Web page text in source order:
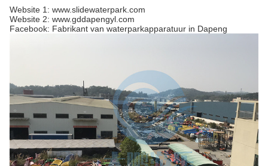
Website 1: www.slidewaterpark.com
Website 2: www.gddapengyl.com
Facebook: Fabrikant van waterparkapparatuur in Dapeng